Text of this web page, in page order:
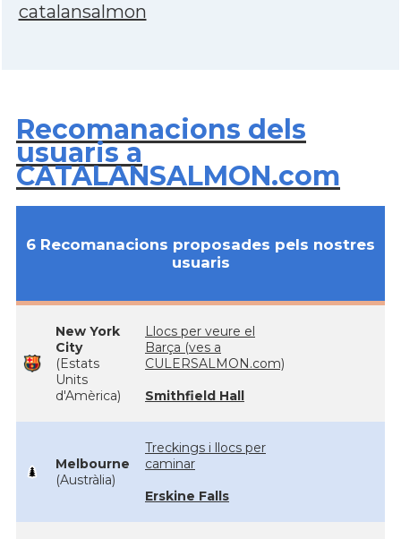
catalansalmon
Recomanacions dels
usuaris a
CATALANSALMON.com
6 Recomanacions proposades pels nostres
usuaris
New York
City
(Estats
Units
d'Amèrica)
Llocs per veure el
Barça (ves a
CULERSALMON.com)
Smithfield Hall
Melbourne
(Austràlia)
Treckings i llocs per
caminar
Erskine Falls